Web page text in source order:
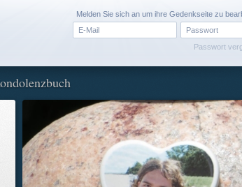
Passwort
Melden Sie sich an um ihre Gedenkseite zu